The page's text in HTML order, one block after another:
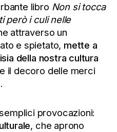
libro Non si tocca
però i culi nelle
attraverso un
e spietato, mette a
della nostra cultura
il decoro delle merci
provocazioni:
, che aprono